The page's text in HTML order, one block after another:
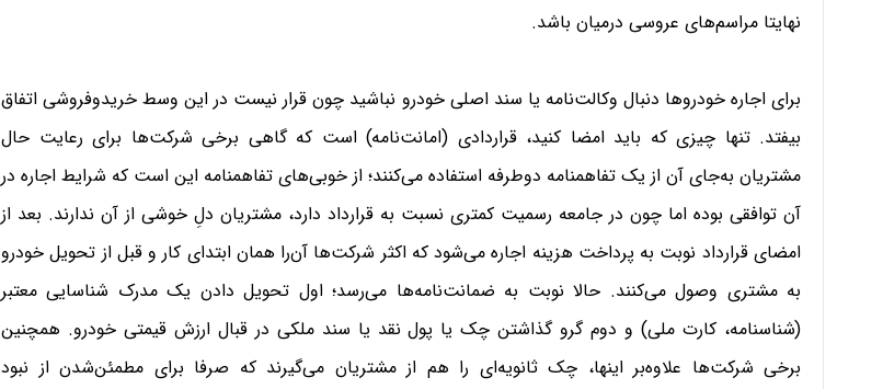
نهایتا مراسم‌های عروسی درمیان باشد.
برای اجاره خودروها دنبال وکالت‌نامه یا سند اصلی خودرو نباشید چون قرار نیست در این وسط خریدوفروشی اتفاق
بیفتد. تنها چیزی که باید امضا کنید، قراردادی (امانت‌نامه) است که گاهی برخی شرکت‌ها برای رعایت حال
مشتریان به‌جای آن از یک تفاهمنامه دوطرفه استفاده می‌کنند؛ از خوبی‌های تفاهمنامه این است که شرایط اجاره در
آن توافقی بوده اما چون در جامعه رسمیت کمتری نسبت به قرارداد دارد، مشتریان دلِ خوشی از آن ندارند. بعد از
امضای قرارداد نوبت به پرداخت هزینه اجاره می‌شود که اکثر شرکت‌ها آن‌را همان ابتدای کار و قبل از تحویل خودرو
به مشتری وصول می‌کنند. حالا نوبت به ضمانت‌نامه‌ها می‌رسد؛ اول تحویل دادن یک مدرک شناسایی معتبر
(شناسنامه، کارت ملی) و دوم گرو گذاشتن چک یا پول نقد یا سند ملکی در قبال ارزش قیمتی خودرو. همچنین
برخی شرکت‌ها علاوه‌بر اینها، چک ثانویه‌ای را هم از مشتریان می‌گیرند که صرفا برای مطمئن‌شدن از نبود